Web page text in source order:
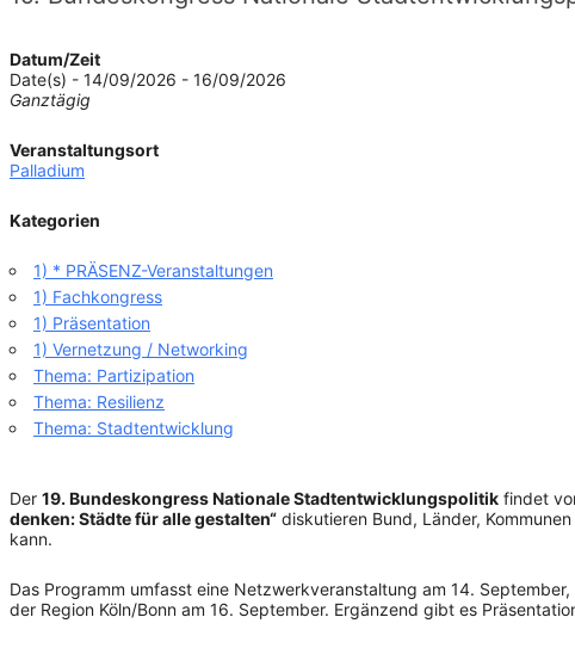
Datum/Zeit
Date(s) - 14/09/2026 - 16/09/2026
Ganztägig
Veranstaltungsort
Palladium
Kategorien
1) * PRÄSENZ-Veranstaltungen
1) Fachkongress
1) Präsentation
1) Vernetzung / Networking
Thema: Partizipation
Thema: Resilienz
Thema: Stadtentwicklung
Der 19. Bundeskongress Nationale Stadtentwicklungspolitik findet
denken: Städte für alle gestalten“ diskutieren Bund, Länder,
kann.
Das Programm umfasst eine Netzwerkveranstaltung am 14.
der Region Köln/Bonn am 16. September. Ergänzend gibt es